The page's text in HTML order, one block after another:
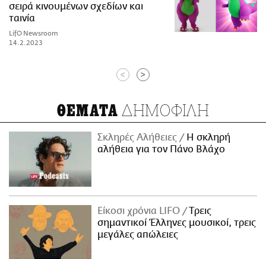
σειρά κινουμένων σχεδίων και
ταινία
LifO Newsroom
14.2.2023
< >
ΘΕΜΑΤΑ ΔΗΜΟΦΙΛΗ
Σκληρές Αλήθειες
H σκληρή
αλήθεια για τον Πάνο Βλάχο
Είκοσι χρόνια LIFO
Tρεις
σημαντικοί Έλληνες μουσικοί, τρεις
μεγάλες απώλειες